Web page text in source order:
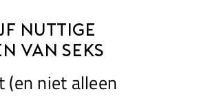
nuttige
van seks
(en niet alleen